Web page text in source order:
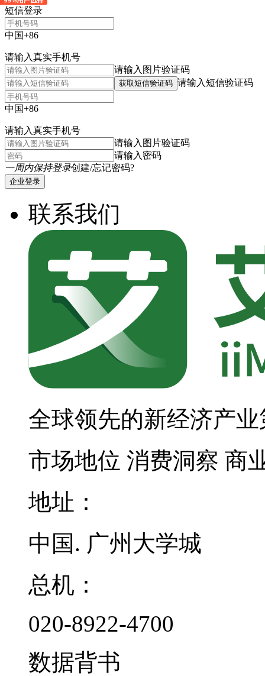
短信登录
中国+86
请输入真实手机号
请输入图片验证码
获取短信验证码 请输入短信验证码
中国+86
请输入真实手机号
请输入图片验证码
请输入密码
一周内保持登录创建/忘记密码?
企业登录
联系我们
全球领先的新经济产
市场地位 消费洞察 商
地址：
中国. 广州大学城
总机：
020-8922-4700
数据背书